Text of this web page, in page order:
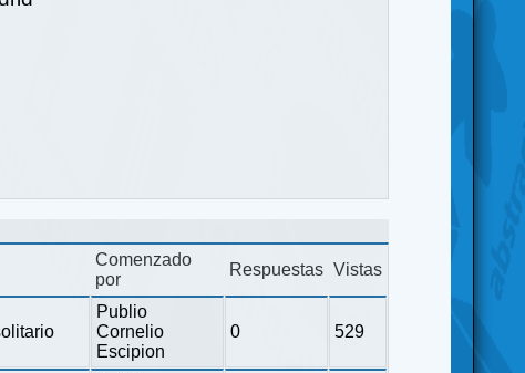
Comenzado
por
Respuestas Vistas
Publio
Cornelio
Escipion
0 529